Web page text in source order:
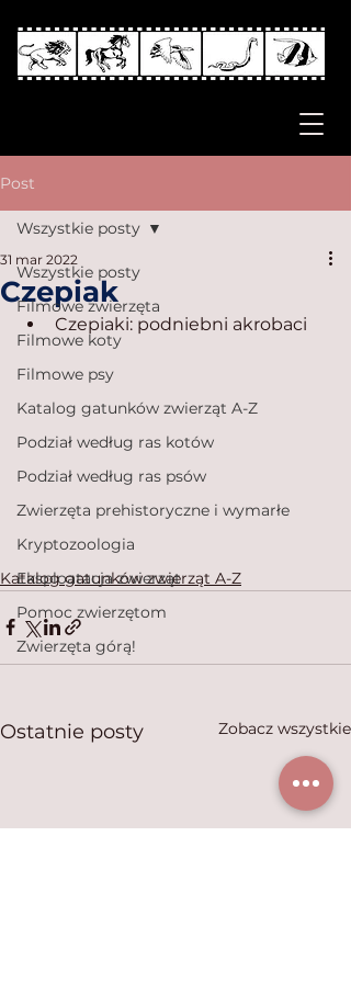
Post
Wszystkie posty
Filmowe zwierzęta
Filmowe koty
Filmowe psy
Katalog gatunków zwierząt A-Z
Podział według ras kotów
Podział według ras psów
Zwierzęta prehistoryczne i wymarłe
Kryptozoologia
Eksploatacja zwierząt
Pomoc zwierzętom
Zwierzęta górą!
Wszystkie posty
Czepiak
31 mar 2022
Czepiaki: podniebni akrobaci
Katalog gatunków zwierząt A-Z
Ostatnie posty Zobacz wszystkie